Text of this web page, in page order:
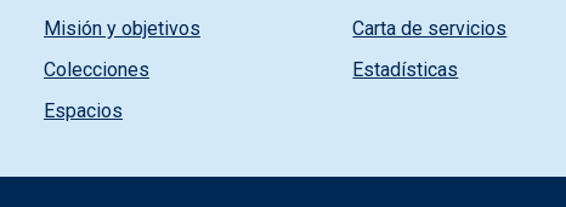
Misión y objetivos
Colecciones
Espacios
Carta de servicios
Estadísticas